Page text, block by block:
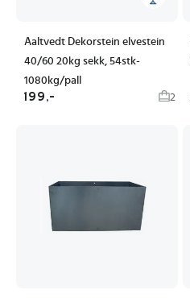
Aaltvedt Dekorstein elvestein
40/60 20kg sekk, 54stk-
1080kg/pall
199,- 2